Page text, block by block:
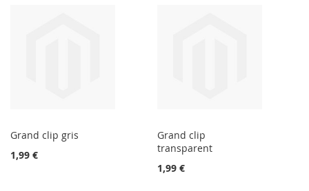
Grand clip gris
1,99 €
Grand clip
transparent
1,99 €